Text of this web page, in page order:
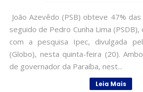
João Azevêdo (PSB) obteve 47%
seguido de Pedro Cunha Lima
com a pesquisa Ipec, divulgada
(Globo), nesta quinta-feira (20).
de governador da Paraíba, nest...
Leia Mais